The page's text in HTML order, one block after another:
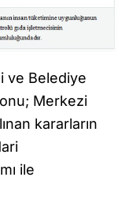
ve Belediye
Merkezi
kararların
ile